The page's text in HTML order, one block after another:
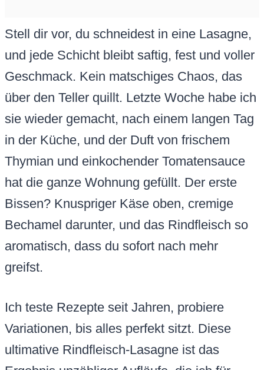
Stell dir vor, du schneidest in eine Lasagne,
und jede Schicht bleibt saftig, fest und voller
Geschmack. Kein matschiges Chaos, das
über den Teller quillt. Letzte Woche habe ich
sie wieder gemacht, nach einem langen Tag
in der Küche, und der Duft von frischem
Thymian und einkochender Tomatensauce
hat die ganze Wohnung gefüllt. Der erste
Bissen? Knuspriger Käse oben, cremige
Bechamel darunter, und das Rindfleisch so
aromatisch, dass du sofort nach mehr
greifst.
Ich teste Rezepte seit Jahren, probiere
Variationen, bis alles perfekt sitzt. Diese
ultimative Rindfleisch-Lasagne ist das